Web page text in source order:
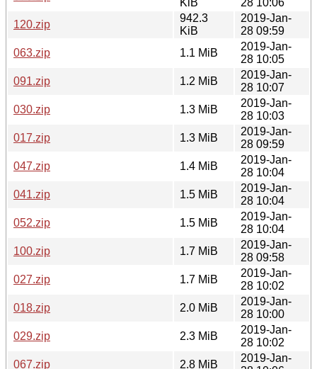
120.zip
942.3
KiB
2019-Jan-
28 09:59
063.zip
1.1 MiB
2019-Jan-
28 10:05
091.zip
1.2 MiB
2019-Jan-
28 10:07
030.zip
1.3 MiB
2019-Jan-
28 10:03
017.zip
1.3 MiB
2019-Jan-
28 09:59
047.zip
1.4 MiB
2019-Jan-
28 10:04
041.zip
1.5 MiB
2019-Jan-
28 10:04
052.zip
1.5 MiB
2019-Jan-
28 10:04
100.zip
1.7 MiB
2019-Jan-
28 09:58
027.zip
1.7 MiB
2019-Jan-
28 10:02
018.zip
2.0 MiB
2019-Jan-
28 10:00
029.zip
2.3 MiB
2019-Jan-
28 10:02
067.zip
2.8 MiB
2019-Jan-